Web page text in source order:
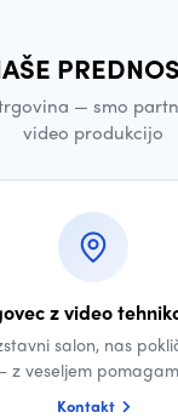
— smo
video produkcijo
z video
salon, nas
z veseljem
Kontakt